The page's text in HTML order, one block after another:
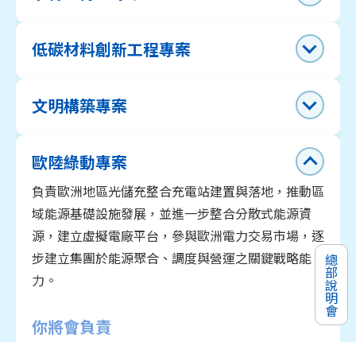
Data / AI 技術 PoC 實作：熟悉數據分析或
低碳材料創新工程專案
文明構築專案
歐陸綠動專案
負責歐洲地區光儲充整合充電站建置與落地，推動區
域能源基礎設施發展，並進一步整合分散式能源資
源，建立虛擬電廠平台，參與歐洲電力交易市場，逐
步建立集團於能源聚合、調度與營運之關鍵戰略能
力。
你將會負責
總部說明會